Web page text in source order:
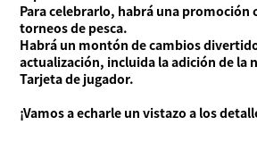
Para celebrarlo, habrá una
torneos de pesca.
Habrá un montón de cambios
actualización, incluida la adición de la
Tarjeta de jugador.
¡Vamos a echarle un vistazo a los